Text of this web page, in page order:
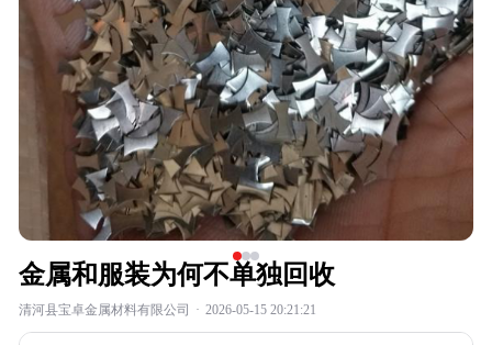
金属和服装为何不单独回收
清河县宝卓金属材料有限公司 · 2026-05-15 20:21:21